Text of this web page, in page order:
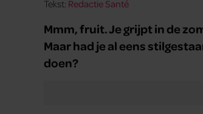
Tekst: Redactie Santé
Mmm, fruit. Je grijpt in de
Maar had je al eens
doen?